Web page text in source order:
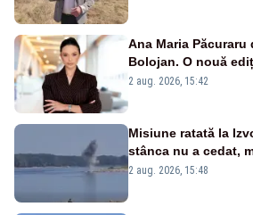
Ana Maria
Bolojan. O nouă
emisiunii „Miza
2 aug. 2026, 15:42
Misiune ratată la
stânca nu a cedat,
detonările luni –
2 aug. 2026, 15:48